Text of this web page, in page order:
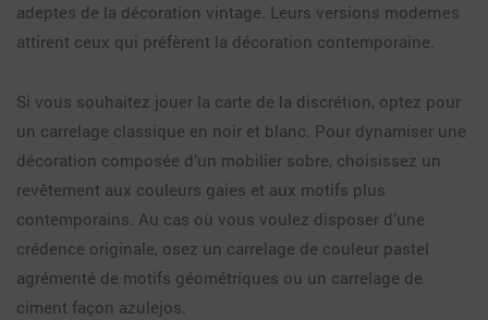
adeptes de la décoration vintage. Leurs versions modernes
attirent ceux qui préfèrent la décoration contemporaine.
Si vous souhaitez jouer la carte de la discrétion, optez pour
un carrelage classique en noir et blanc. Pour dynamiser une
décoration composée d’un mobilier sobre, choisissez un
revêtement aux couleurs gaies et aux motifs plus
contemporains. Au cas où vous voulez disposer d’une
crédence originale, osez un carrelage de couleur pastel
agrémenté de motifs géométriques ou un carrelage de
ciment façon azulejos.